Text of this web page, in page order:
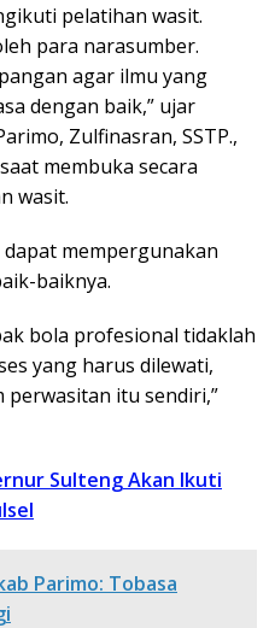
pelatihan wasit.
para narasumber.
agar ilmu yang
dengan baik,” ujar
Zulfinasran, SSTP.,
membuka secara
wasit.
mempergunakan
baiknya.
bola profesional tidaklah
yang harus dilewati,
perwasitan itu sendiri,”
Sulteng Akan Ikuti
Parimo: Tobasa